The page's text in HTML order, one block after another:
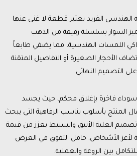
الفريد يعتبر قطعة لا غنى عنها
السوار بسلسلة رقيقة من الذهب
اللمسات الهندسية، مما يضفي طابعاً
الأحجار الصغيرة أو التفاصيل المتقنة
على التصميم النهائي.
سوداء فاخرة بإغلاق محكم، حيث يجسد
المنتج بأسلوب يناسب الرفاهية التي يبحث
العلبة الأنيق والبسيط يعزز من قيمة
لأعز الأشخاص. حامل التفوق في العرض
بين الروعة والعملية.